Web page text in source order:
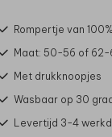
Rompertje van
Maat: 50-56 of 62-
Met drukknoopjes
Wasbaar op 30
Levertijd 3-4